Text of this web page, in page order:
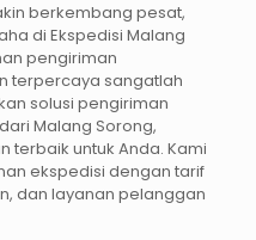
berkembang pesat,
di Ekspedisi Malang
pengiriman
terpercaya sangatlah
solusi pengiriman
Malang Sorong,
terbaik untuk Anda. Kami
ekspedisi dengan tarif
dan layanan pelanggan